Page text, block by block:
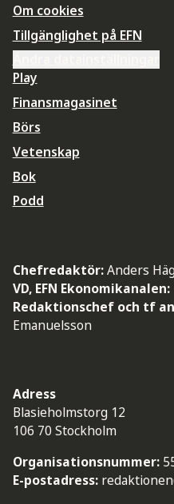
Om cookies
Tillgänglighet på EFN
Play
Finansmagasinet
Börs
Vetenskap
Bok
Podd
Chefredaktör:Anders
VD, EFN Ekonomikanalen:
Redaktionschef och tf
Emanuelsson
Adress
Blasieholmstorg 12
106 70 Stockholm
Organisationsnummer:
E-postadress: